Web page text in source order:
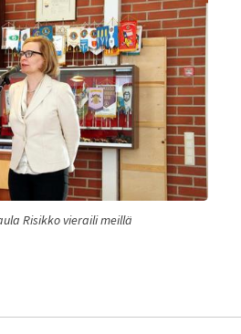
Risikko vieraili meillä